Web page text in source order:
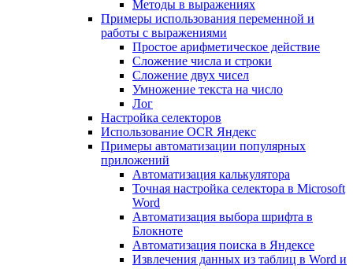
Методы в выражениях
Примеры использования переменной и
работы с выражениями
Простое арифметическое действие
Сложение числа и строки
Сложение двух чисел
Умножение текста на число
Лог
Настройка селекторов
Использование OCR Яндекс
Примеры автоматизации популярных
приложений
Автоматизация калькулятора
Точная настройка селектора в Microsoft
Word
Автоматизация выбора шрифта в
Блокноте
Автоматизация поиска в Яндексе
Извлечения данных из таблиц в Word и